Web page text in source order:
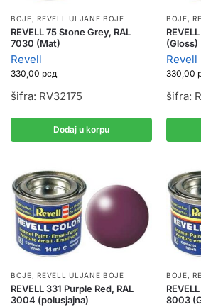
BOJE,REVELL ULJANE BOJE
REVELL 75 Stone Grey, RAL
7030 (Mat)
Revell
330,00 рсд
šifra: RV32175
Dodaj u korpu
BOJE,
(Gloss)
Revell
330,00
šifra:
BOJE, REVELL ULJANE BOJE
REVELL 331 Purple Red, RAL
3004 (polusjajna)
BOJE,
8003